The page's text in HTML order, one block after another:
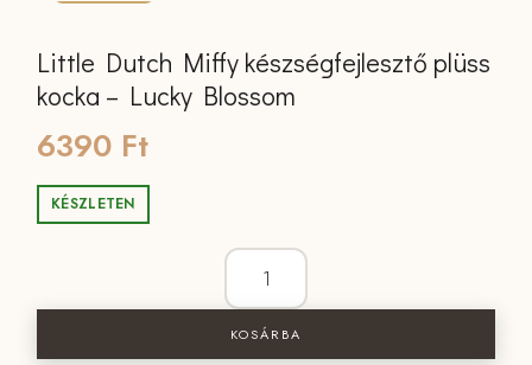
Little Dutch Miffy készségfejlesztő plüss
kocka – Lucky Blossom
6390 Ft
KÉSZLETEN
Little Dutch Miffy készségfejlesztő
KOSÁRBA